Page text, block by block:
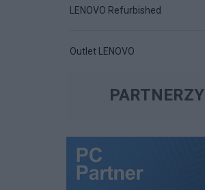
LENOVO Refurbished
Outlet LENOVO
PARTNERZY